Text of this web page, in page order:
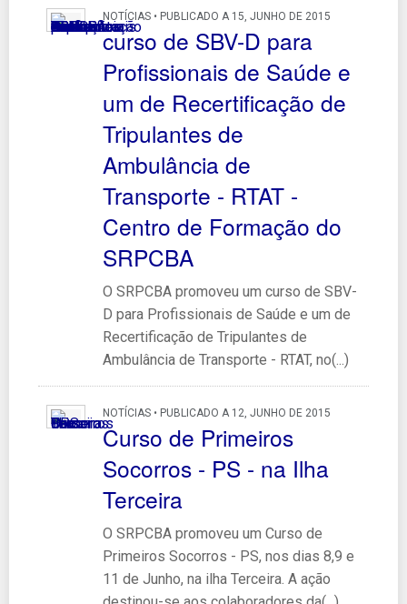
NOTÍCIAS • PUBLICADO A 15, JUNHO DE 2015
curso de SBV-D para
Profissionais de Saúde e
um de Recertificação de
Tripulantes de
Ambulância de
Transporte - RTAT -
Centro de Formação do
SRPCBA
O SRPCBA promoveu um curso de SBV-
D para Profissionais de Saúde e um de
Recertificação de Tripulantes de
Ambulância de Transporte - RTAT, no(...)
NOTÍCIAS • PUBLICADO A 12, JUNHO DE 2015
Curso de Primeiros
Socorros - PS - na Ilha
Terceira
O SRPCBA promoveu um Curso de
Primeiros Socorros - PS, nos dias 8,9 e
11 de Junho, na ilha Terceira. A ação